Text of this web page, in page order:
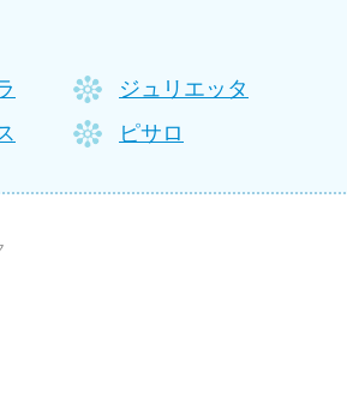
ジュリエッタ
ピサロ